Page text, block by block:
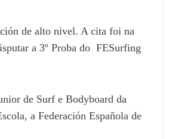
de alto nivel. A cita foi na
a 3º Proba do FESurfing
de Surf e Bodyboard da
a Federación Española de